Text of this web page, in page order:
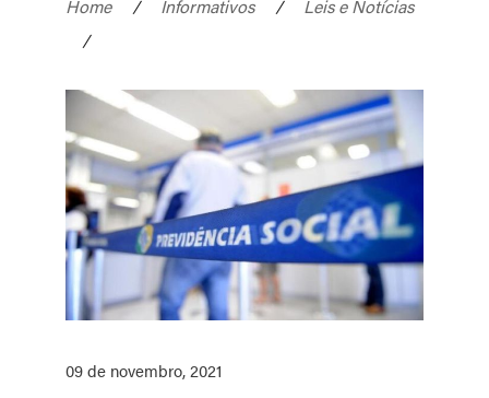
Home / Informativos /
Leis e Notícias
/
09 de novembro, 2021